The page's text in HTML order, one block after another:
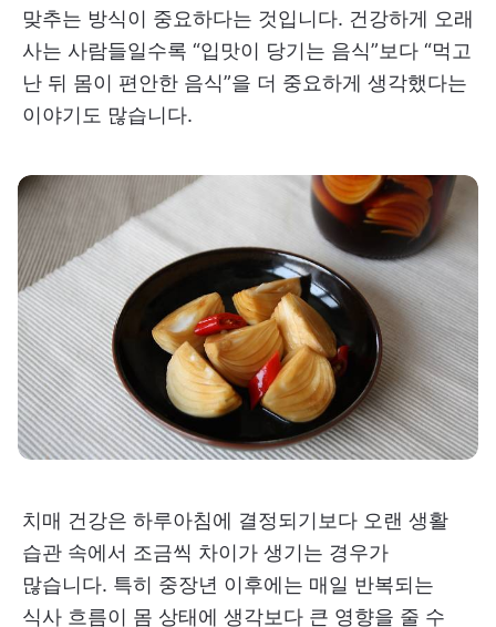
맞추는 방식이 중요하다는 것입니다. 건강하게 오래
사는 사람들일수록 “입맛이 당기는 음식”보다 “먹고
난 뒤 몸이 편안한 음식”을 더 중요하게 생각했다는
이야기도 많습니다.
치매 건강은 하루아침에 결정되기보다 오랜 생활
습관 속에서 조금씩 차이가 생기는 경우가
많습니다. 특히 중장년 이후에는 매일 반복되는
식사 흐름이 몸 상태에 생각보다 큰 영향을 줄 수